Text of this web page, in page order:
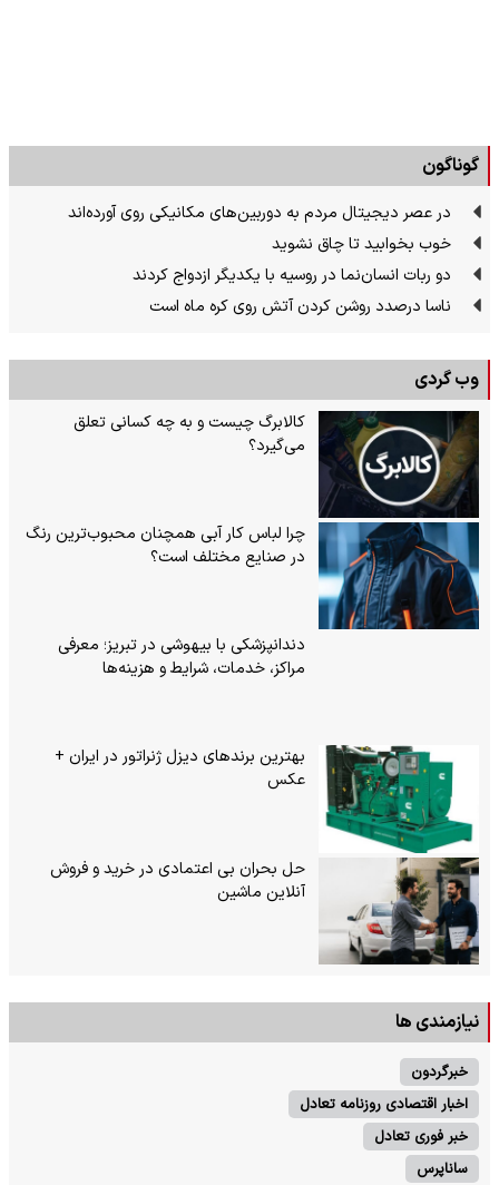
گوناگون
در عصر دیجیتال مردم به دوربین‌های مکانیکی روی آورده‌اند
خوب بخوابید تا چاق نشوید
دو ربات انسان‌نما در روسیه با یکدیگر ازدواج کردند
ناسا درصدد روشن کردن آتش روی کره ماه است
وب گردی
کالابرگ چیست و به چه کسانی تعلق
می‌گیرد؟
چرا لباس کار آبی همچنان محبوب‌ترین رنگ
در صنایع مختلف است؟
دندانپزشکی با بیهوشی در تبریز؛ معرفی
مراکز، خدمات، شرایط و هزینه‌ها
بهترین برندهای دیزل ژنراتور در ایران +
عکس
حل بحران بی‌ اعتمادی در خرید و فروش
آنلاین ماشین
نیازمندی ها
خبرگردون
اخبار اقتصادی روزنامه تعادل
خبر فوری تعادل
ساناپرس